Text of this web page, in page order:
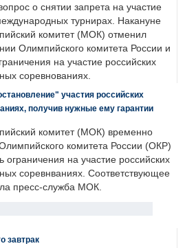
о снятии запрета на участие
турнирах. Накануне
комитет (МОК) отменил
Олимпийского комитета России и
на участие российских
соревнованиях.
участия российских
получив нужные ему гарантии
комитет (МОК) временно
комитета России (ОКР)
ограничения на участие российских
соревнваниях. Соответствующее
пресс-служба МОК.
завтрак